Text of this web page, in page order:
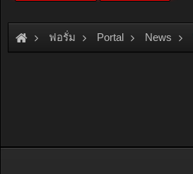
ฟอรั่ม Portal News